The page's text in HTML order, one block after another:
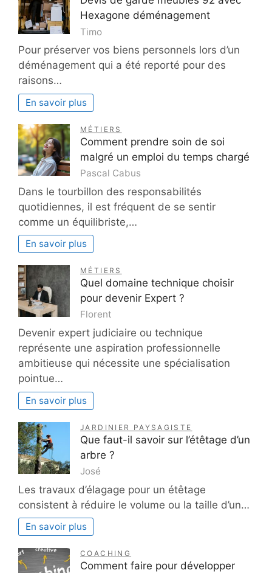
Hexagone déménagement
Timo
Pour préserver vos biens personnels lors d’un
déménagement qui a été reporté pour des
raisons…
En savoir plus
MÉTIERS
Comment prendre soin de soi
malgré un emploi du temps chargé
Pascal Cabus
Dans le tourbillon des responsabilités
quotidiennes, il est fréquent de se sentir
comme un équilibriste,…
En savoir plus
MÉTIERS
Quel domaine technique choisir
pour devenir Expert ?
Florent
Devenir expert judiciaire ou technique
représente une aspiration professionnelle
ambitieuse qui nécessite une spécialisation
pointue…
En savoir plus
JARDINIER PAYSAGISTE
Que faut-il savoir sur l’étêtage d’un
arbre ?
José
Les travaux d’élagage pour un étêtage
consistent à réduire le volume ou la taille d’un…
En savoir plus
COACHING
Comment faire pour développer